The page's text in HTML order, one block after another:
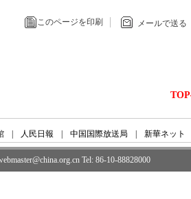
このページを印刷 メールで送る
人民日報 中国国際放送局 新華ネット
Tel: 86-10-88828000